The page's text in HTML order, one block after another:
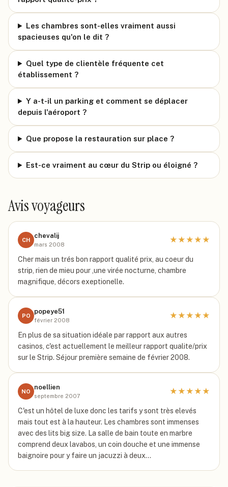
Les chambres sont-elles vraiment aussi
spacieuses qu'on le dit ?
Quel type de clientèle fréquente cet
établissement ?
Y a-t-il un parking et comment se déplacer
depuis l'aéroport ?
Que propose la restauration sur place ?
Est-ce vraiment au cœur du Strip ou éloigné ?
Avis voyageurs
CH
chevalij
mars 2008
★★★★★
Cher mais un trés bon rapport qualité prix, au coeur du
strip, rien de mieu pour ,une virée nocturne, chambre
magnifique, décors exeptionelle.
PO
popeye51
février 2008
★★★★★
En plus de sa situation idéale par rapport aux autres
casinos, c'est actuellement le meilleur rapport qualite/prix
sur le Strip. Séjour première semaine de février 2008.
NO
noellien
septembre 2007
★★★★★
C'est un hôtel de luxe donc les tarifs y sont très elevés
mais tout est à la hauteur. Les chambres sont immenses
avec des lits big size. La salle de bain toute en marbre
comprend deux lavabos, un coin douche et une immense
baignoire pour y faire un jacuzzi à deux...